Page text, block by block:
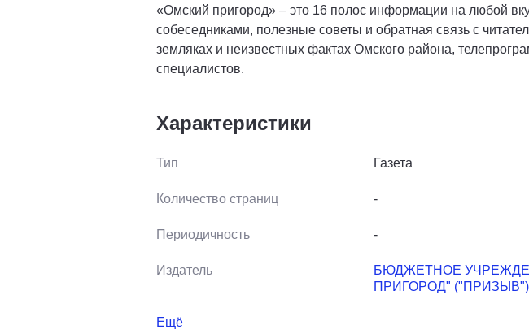
«Омский пригород» – это 16 полос информации на любой
собеседниками, полезные советы и обратная связь с
земляках и неизвестных фактах Омского района,
специалистов.
Характеристики
Тип Газета
Количество страниц -
Периодичность -
Издатель
БЮДЖЕТНОЕ
ПРИГОРОД" ("ПРИЗЫВ")
Ещё